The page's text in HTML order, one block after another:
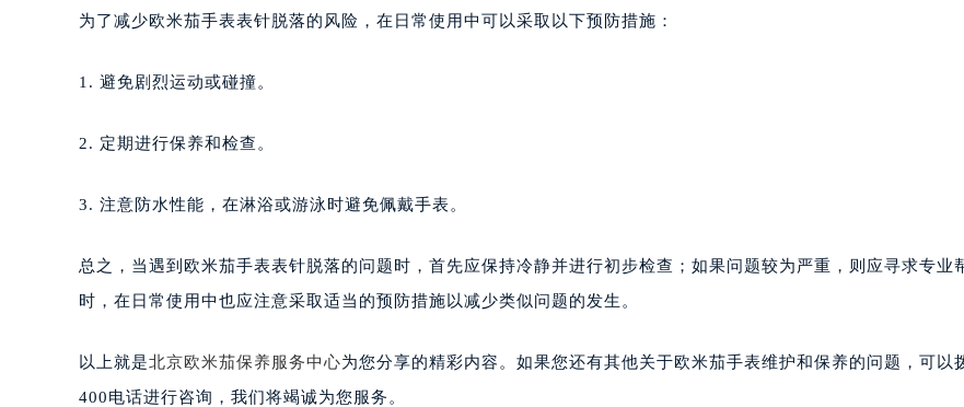
为了减少欧米茄手表表针脱落的风险，在日常使用中可以采取以下预防措施：
1. 避免剧烈运动或碰撞。
2. 定期进行保养和检查。
3. 注意防水性能，在淋浴或游泳时避免佩戴手表。
总之，当遇到欧米茄手表表针脱落的问题时，首先应保持冷静并进行初步检查；如果问题较为严重，则应寻求专业
时，在日常使用中也应注意采取适当的预防措施以减少类似问题的发生。
以上就是北京欧米茄保养服务中心为您分享的精彩内容。如果您还有其他关于欧米茄手表维护和保养的问题，可以
400电话进行咨询，我们将竭诚为您服务。